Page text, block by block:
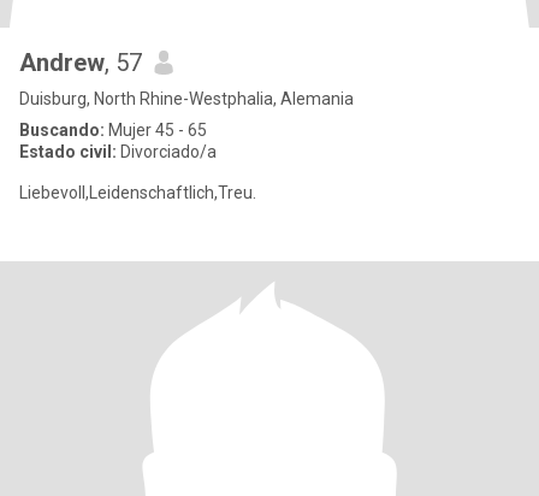
Andrew, 57
Duisburg, North Rhine-Westphalia, Alemania
Buscando: Mujer 45 - 65
Estado civil: Divorciado/a
Liebevoll,Leidenschaftlich,Treu.